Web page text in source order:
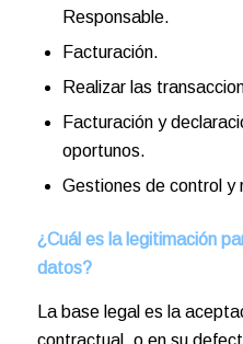
Responsable.
Facturación.
Realizar las
Facturación y
oportunos.
Gestiones de control y
¿Cuál es la legitimación
datos?
La base legal es la
contractual, o en su